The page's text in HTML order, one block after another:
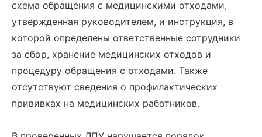
схема обращения с медицинскими отходами,
утвержденная руководителем, и инструкция, в
которой определены ответственные сотрудники
за сбор, хранение медицинских отходов и
процедуру обращения с отходами. Также
отсутствуют сведения о профилактических
прививках на медицинских работников.